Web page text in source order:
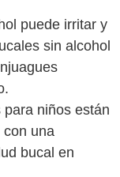
puede irritar y
sin alcohol
niños están
una
bucal en